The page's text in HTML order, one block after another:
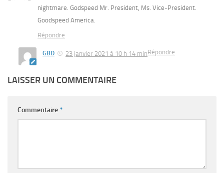
nightmare. Godspeed Mr. President, Ms. Vice-President.
Goodspeed America.
Répondre
GBD 23 janvier 2021 à 10 h 14 minRépondre
LAISSER UN COMMENTAIRE
Commentaire*